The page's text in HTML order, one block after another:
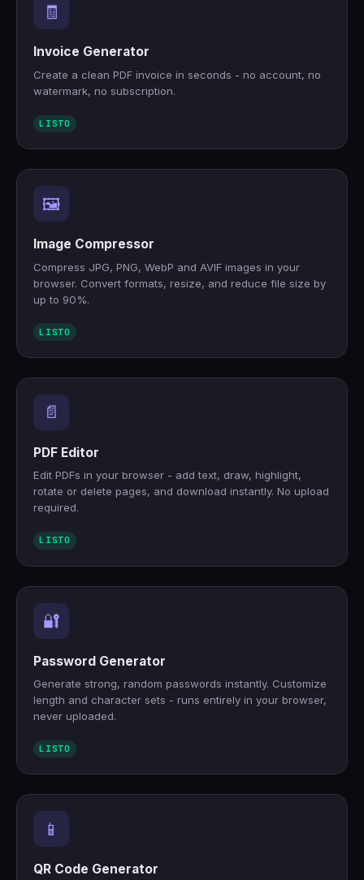
🧾
Invoice Generator
Create a clean PDF invoice in seconds - no account, no
watermark, no subscription.
LISTO
🖼️
Image Compressor
Compress JPG, PNG, WebP and AVIF images in your
browser. Convert formats, resize, and reduce file size by
up to 90%.
LISTO
📄
PDF Editor
Edit PDFs in your browser - add text, draw, highlight,
rotate or delete pages, and download instantly. No upload
required.
LISTO
🔐
Password Generator
Generate strong, random passwords instantly. Customize
length and character sets - runs entirely in your browser,
never uploaded.
LISTO
📱
QR Code Generator